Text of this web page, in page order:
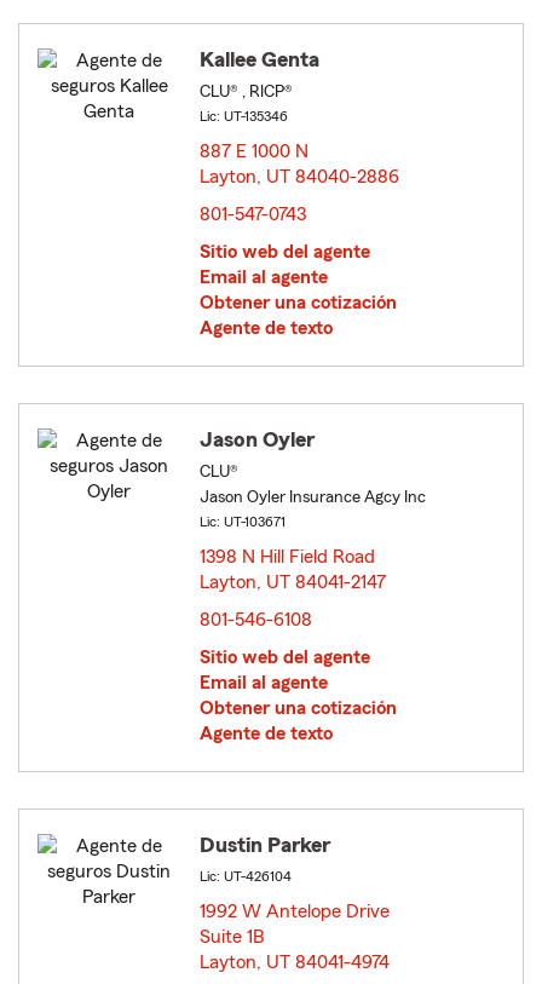
Kallee Genta
CLU® , RICP®
Lic: UT-135346
887 E 1000 N
Layton, UT 84040-2886
801-547-0743
Sitio web del agente
Email al agente
Obtener una cotización
Agente de texto
Jason Oyler
CLU®
Jason Oyler Insurance Agcy Inc
Lic: UT-103671
1398 N Hill Field Road
Layton, UT 84041-2147
801-546-6108
Sitio web del agente
Email al agente
Obtener una cotización
Agente de texto
Dustin Parker
Lic: UT-426104
1992 W Antelope Drive
Suite 1B
Layton, UT 84041-4974